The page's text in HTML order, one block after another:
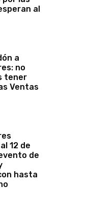
al
a
no
tener
Ventas
12 de
de
hasta